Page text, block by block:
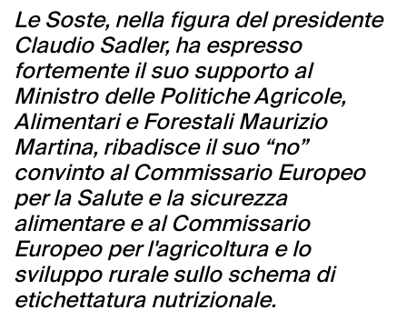
Le Soste, nella figura del presidente
Claudio Sadler, ha espresso
fortemente il suo supporto al
Ministro delle Politiche Agricole,
Alimentari e Forestali Maurizio
Martina, ribadisce il suo “no”
convinto al Commissario Europeo
per la Salute e la sicurezza
alimentare e al Commissario
Europeo per l'agricoltura e lo
sviluppo rurale sullo schema di
etichettatura nutrizionale.